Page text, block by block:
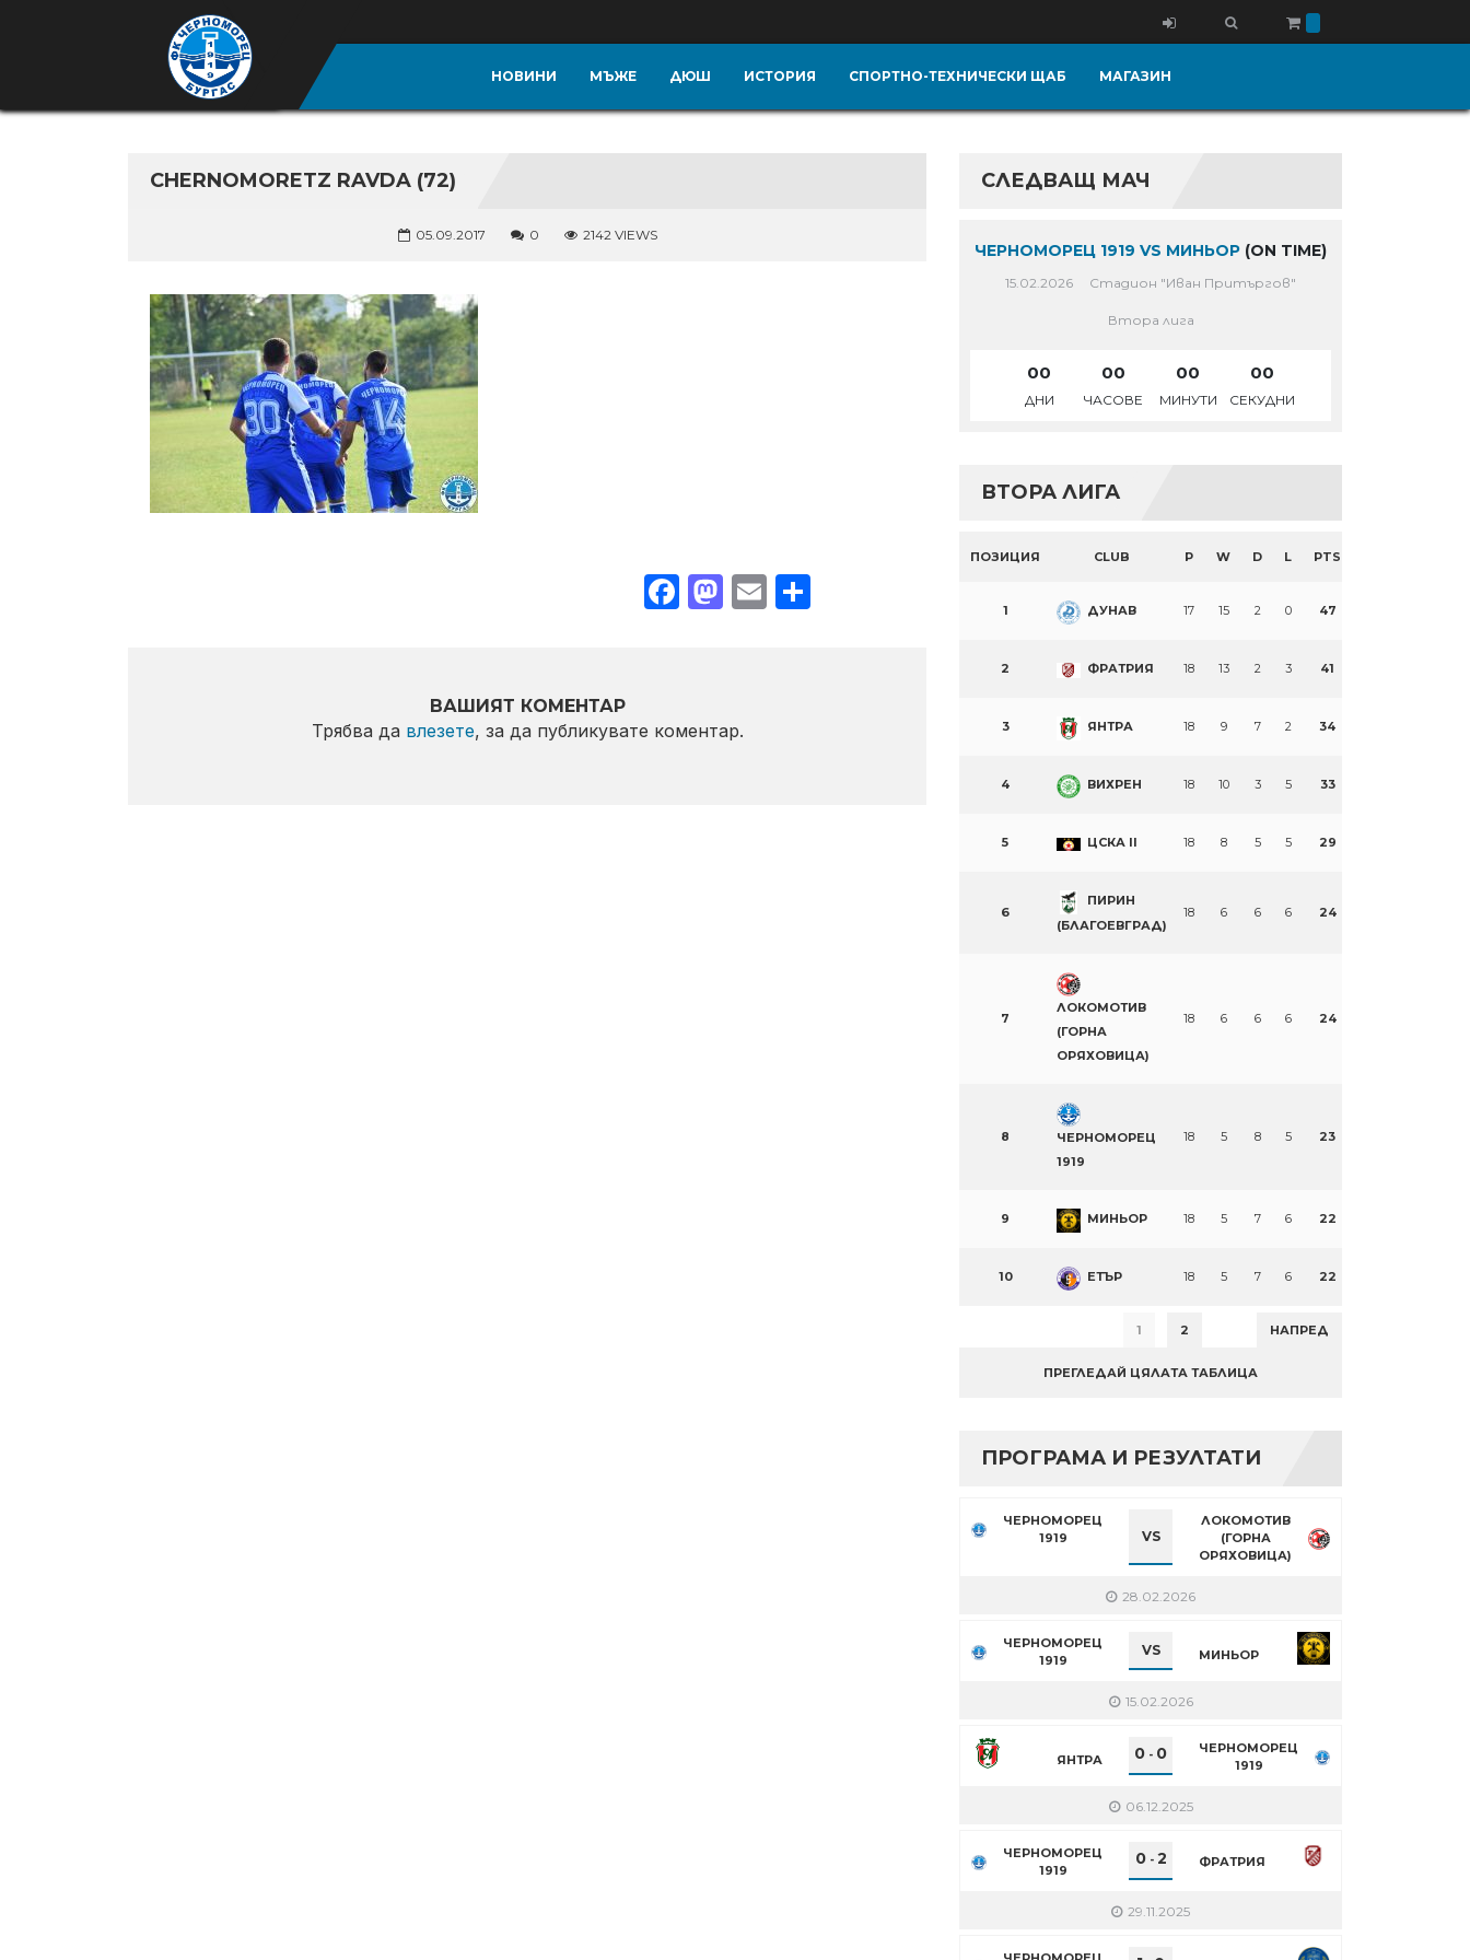
НОВИНИ МЪЖЕ ДЮШ ИСТОРИЯ СПОРТНО-ТЕХНИЧЕСКИ ЩАБ МАГАЗИН
CHERNOMORETZ RAVDA (72)
05.09.2017 0 2142 VIEWS
Facebook
Mastodon
EmailShare
ВАШИЯТ КОМЕНТАР
Трябва да влезете, за да публикувате коментар.
СЛЕДВАЩ МАЧ
ЧЕРНОМОРЕЦ 1919 VS МИНЬОР (ON TIME)
15.02.2026 Стадион "Иван Притъргов"
Втора лига
00
ДНИ
00
ЧАСОВЕ
00
МИНУТИ
00
СЕКУДНИ
ВТОРА ЛИГА
ПОЗИЦИЯ CLUB P W D L PTS
1 ДУНАВ 17 15 2 0 47
2 ФРАТРИЯ 18 13 2 3 41
3 ЯНТРА 18 9 7 2 34
4 ВИХРЕН 18 10 3 5 33
5 ЦСКА II 18 8 5 5 29
6
ПИРИН
(БЛАГОЕВГРАД)
18 6 6 6 24
7
ЛОКОМОТИВ
(ГОРНА
ОРЯХОВИЦА)
18 6 6 6 24
8
ЧЕРНОМОРЕЦ
1919
18 5 8 5 23
9 МИНЬОР 18 5 7 6 22
10 ЕТЪР 18 5 7 6 22
1 2 НАПРЕД
ПРЕГЛЕДАЙ ЦЯЛАТА ТАБЛИЦА
ПРОГРАМА И РЕЗУЛТАТИ
ЧЕРНОМОРЕЦ
1919
VS
ЛОКОМОТИВ
(ГОРНА
ОРЯХОВИЦА)
28.02.2026
ЧЕРНОМОРЕЦ
1919
VS МИНЬОР
15.02.2026
ЯНТРА 0 - 0
ЧЕРНОМОРЕЦ
1919
06.12.2025
ЧЕРНОМОРЕЦ
1919
0- 2 ФРАТРИЯ
29.11.2025